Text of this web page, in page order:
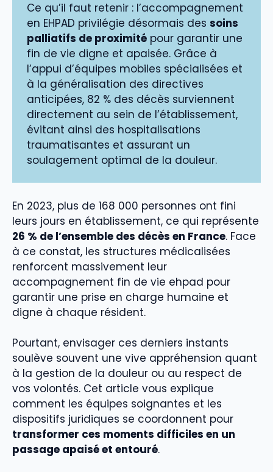
Ce qu’il faut retenir : l’accompagnement
en EHPAD privilégie désormais des soins
palliatifs de proximité pour garantir une
fin de vie digne et apaisée. Grâce à
l’appui d’équipes mobiles spécialisées et
à la généralisation des directives
anticipées, 82 % des décès surviennent
directement au sein de l’établissement,
évitant ainsi des hospitalisations
traumatisantes et assurant un
soulagement optimal de la douleur.
En 2023, plus de 168 000 personnes ont fini
leurs jours en établissement, ce qui représente
26 % de l’ensemble des décès en France. Face
à ce constat, les structures médicalisées
renforcent massivement leur
accompagnement fin de vie ehpad pour
garantir une prise en charge humaine et
digne à chaque résident.
Pourtant, envisager ces derniers instants
soulève souvent une vive appréhension quant
à la gestion de la douleur ou au respect de
vos volontés. Cet article vous explique
comment les équipes soignantes et les
dispositifs juridiques se coordonnent pour
transformer ces moments difficiles en un
passage apaisé et entouré.